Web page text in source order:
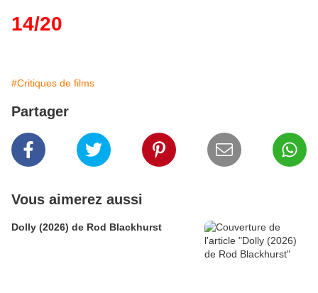
14/20
#Critiques de films
Partager
Vous aimerez aussi
Dolly (2026) de Rod Blackhurst